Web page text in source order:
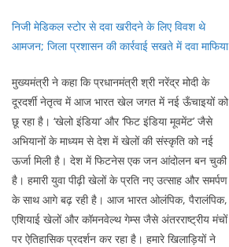
निजी मेडिकल स्टोर से दवा खरीदने के लिए विवश थे
आमजन; जिला प्रशासन की कार्रवाई सखते में दवा माफिया
मुख्यमंत्री ने कहा कि प्रधानमंत्री श्री नरेंद्र मोदी के
दूरदर्शी नेतृत्व में आज भारत खेल जगत में नई ऊँचाइयों को
छू रहा है। ‘खेलो इंडिया’ और ‘फिट इंडिया मूवमेंट’ जैसे
अभियानों के माध्यम से देश में खेलों की संस्कृति को नई
ऊर्जा मिली है। देश में फिटनेस एक जन आंदोलन बन चुकी
है। हमारी युवा पीढ़ी खेलों के प्रति नए उत्साह और समर्पण
के साथ आगे बढ़ रही है। आज भारत ओलंपिक, पैरालंपिक,
एशियाई खेलों और कॉमनवेल्थ गेम्स जैसे अंतरराष्ट्रीय मंचों
पर ऐतिहासिक प्रदर्शन कर रहा है। हमारे खिलाड़ियों ने